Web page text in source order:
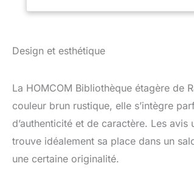
Design et esthétique
La HOMCOM Bibliothèque étagère de
couleur brun rustique, elle s’intègre
d’authenticité et de caractère. Les
trouve idéalement sa place dans un
une certaine originalité.